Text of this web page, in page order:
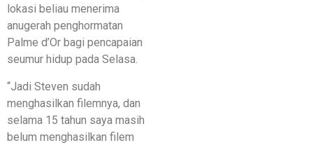
lokasi beliau menerima
anugerah penghormatan
Palme d’Or bagi pencapaian
seumur hidup pada Selasa.
“Jadi Steven sudah
menghasilkan filemnya, dan
selama 15 tahun saya masih
belum menghasilkan filem